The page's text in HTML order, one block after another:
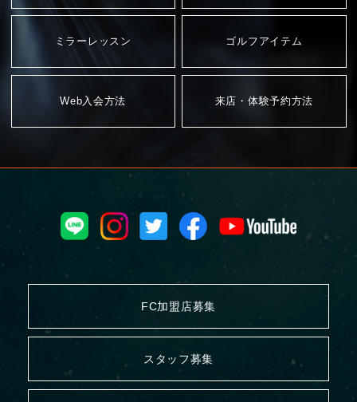
ミラーレッスン ゴルフアイテム
Web入会方法 来店・体験予約方法
FC加盟店募集
スタッフ募集